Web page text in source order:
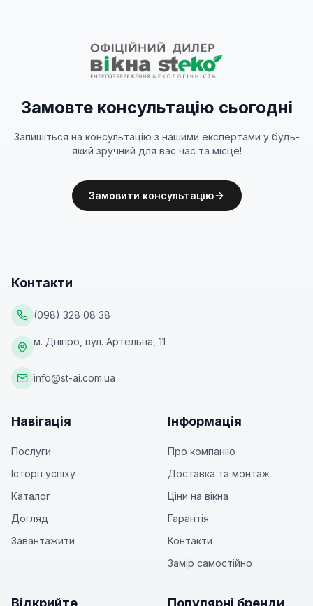
Замовте консультацію сьогодні
Запишіться на консультацію з нашими експертами у будь-
який зручний для вас час та місце!
Замовити консультацію
Контакти
(098) 328 08 38
м. Дніпро, вул. Артельна, 11
info@st-ai.com.ua
Навігація
Послуги
Історії успіху
Каталог
Догляд
Завантажити
Інформація
Про компанію
Доставка та монтаж
Ціни на вікна
Гарантія
Контакти
Замір самостійно
Відкрийте Популярні бренди